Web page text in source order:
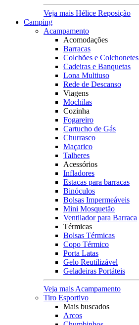
Veja mais Hélice Reposição
Camping
Acampamento
Acomodações
Barracas
Colchões e Colchonetes
Cadeiras e Banquetas
Lona Multiuso
Rede de Descanso
Viagens
Mochilas
Cozinha
Fogareiro
Cartucho de Gás
Churrasco
Maçarico
Talheres
Acessórios
Infladores
Estacas para barracas
Binóculos
Bolsas Impermeáveis
Mini Mosquetão
Ventilador para Barraca
Térmicas
Bolsas Térmicas
Copo Térmico
Porta Latas
Gelo Reutilizável
Geladeiras Portáteis
Veja mais Acampamento
Tiro Esportivo
Mais buscados
Arcos